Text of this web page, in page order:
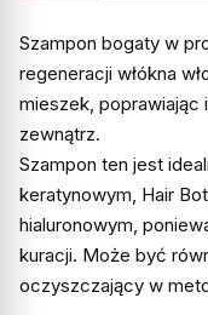
Szampon bogaty w
regeneracji włókna
mieszek, poprawiając
zewnątrz.
Szampon ten jest
keratynowym, Hair
hialuronowym,
kuracji. Może być
oczyszczający w